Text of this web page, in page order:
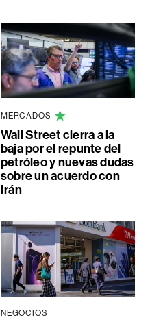
MERCADOS
Wall Street cierra a la
baja por el repunte del
petróleo y nuevas dudas
sobre un acuerdo con
Irán
NEGOCIOS